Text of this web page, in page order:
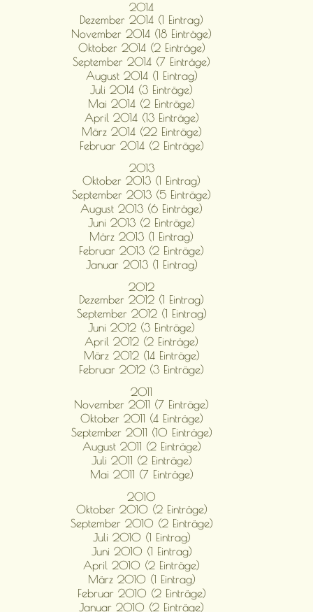
2014
Dezember 2014 (1 Eintrag)
November 2014 (18 Einträge)
Oktober 2014 (2 Einträge)
September 2014 (7 Einträge)
August 2014 (1 Eintrag)
Juli 2014 (3 Einträge)
Mai 2014 (2 Einträge)
April 2014 (13 Einträge)
März 2014 (22 Einträge)
Februar 2014 (2 Einträge)
2013
Oktober 2013 (1 Eintrag)
September 2013 (5 Einträge)
August 2013 (6 Einträge)
Juni 2013 (2 Einträge)
März 2013 (1 Eintrag)
Februar 2013 (2 Einträge)
Januar 2013 (1 Eintrag)
2012
Dezember 2012 (1 Eintrag)
September 2012 (1 Eintrag)
Juni 2012 (3 Einträge)
April 2012 (2 Einträge)
März 2012 (14 Einträge)
Februar 2012 (3 Einträge)
2011
November 2011 (7 Einträge)
Oktober 2011 (4 Einträge)
September 2011 (10 Einträge)
August 2011 (2 Einträge)
Juli 2011 (2 Einträge)
Mai 2011 (7 Einträge)
2010
Oktober 2010 (2 Einträge)
September 2010 (2 Einträge)
Juli 2010 (1 Eintrag)
Juni 2010 (1 Eintrag)
April 2010 (2 Einträge)
März 2010 (1 Eintrag)
Februar 2010 (2 Einträge)
Januar 2010 (2 Einträge)